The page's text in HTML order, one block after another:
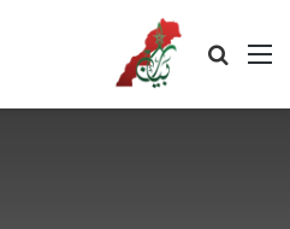
القائمة بحث